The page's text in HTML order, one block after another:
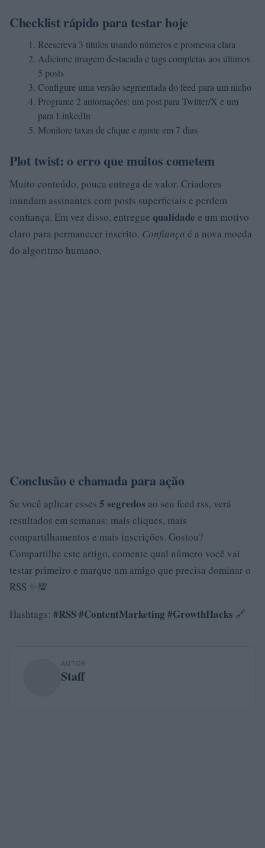
Checklist rápido para testar hoje
Reescreva 3 títulos usando números e promessa clara
Adicione imagem destacada e tags completas aos últimos
5 posts
Configure uma versão segmentada do feed para um nicho
Programe 2 automações: um post para Twitter/X e um
para LinkedIn
Monitore taxas de clique e ajuste em 7 dias
Plot twist: o erro que muitos cometem
Muito conteúdo, pouca entrega de valor. Criadores
inundam assinantes com posts superficiais e perdem
confiança. Em vez disso, entregue qualidade e um motivo
claro para permanecer inscrito. Confiança é a nova moeda
do algoritmo humano.
Conclusão e chamada para ação
Se você aplicar esses 5 segredos ao seu feed rss, verá
resultados em semanas: mais cliques, mais
compartilhamentos e mais inscrições. Gostou?
Compartilhe este artigo, comente qual número você vai
testar primeiro e marque um amigo que precisa dominar o
RSS ✨💯
Hashtags: #RSS#ContentMarketing #GrowthHacks 🔗
AUTOR
Staff